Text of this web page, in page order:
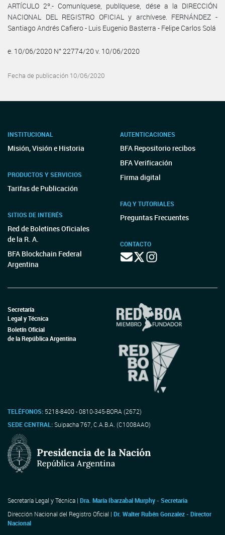
ARTÍCULO 2º.- Comuníquese, publíquese, dése a la DIRECCIÓN
NACIONAL DEL REGISTRO OFICIAL y archívese. FERNÁNDEZ -
Santiago Andrés Cafiero - Luis Eugenio Basterra - Felipe Carlos Solá
e. 10/06/2020 N° 22774/20 v. 10/06/2020
Fecha de publicación 10/06/2020
INSTITUCIONAL
Misión, Visión e Historia
PRODUCTOS Y SERVICIOS
Tarifas de Publicación
SITIOS DE INTERÉS
Red de Boletines Oficiales
de la R. A.
BFA Blockchain Federal
Argentina
AUTENTICACIONES
BFA Repositorio recibos
BFA Verificación
Firma digital
FAQ Y TUTORIALES
Preguntas Frecuentes
CONTACTO
Secretaría
Legal y Técnica
Boletín Oficial
de la República Argentina
TELÉFONOS: 5218-8400 - 0810-345-BORA (2672)
SEDE CENTRAL:Suipacha 767, C.A.B.A. (C1008AAO)
Secretaría Legal y Técnica | Dra. María Ibarzabal Murphy - Secretaria
Dirección Nacional del Registro Oficial | Dr. Walter Rubén Gonzalez - Director
Nacional